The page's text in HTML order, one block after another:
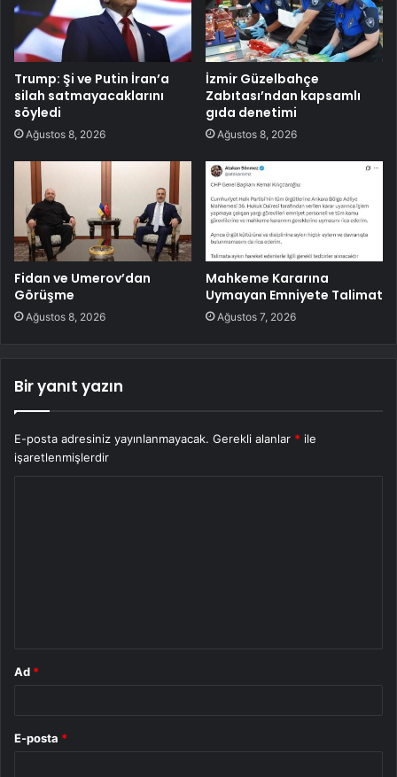
Trump: Şi ve Putin İran’a
silah satmayacaklarını
söyledi
Ağustos 8, 2026
İzmir Güzelbahçe
Zabıtası’ndan kapsamlı
gıda denetimi
Ağustos 8, 2026
Fidan ve Umerov’dan
Görüşme
Ağustos 8, 2026
Mahkeme Kararına
Uymayan Emniyete Talimat
Ağustos 7, 2026
Bir yanıt yazın
E-posta adresiniz yayınlanmayacak. Gerekli alanlar * ile
işaretlenmişlerdir
Ad *
E-posta *